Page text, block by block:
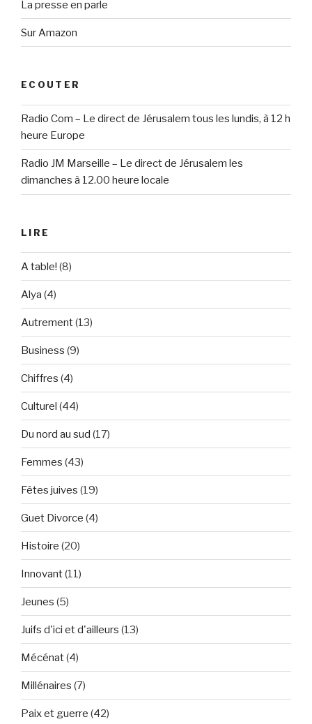
La presse en parle
Sur Amazon
ECOUTER
Radio Com – Le direct de Jérusalem tous les lundis, à 12 h
heure Europe
Radio JM Marseille – Le direct de Jérusalem les
dimanches à 12.00 heure locale
LIRE
A table! (8)
Alya (4)
Autrement(13)
Business (9)
Chiffres (4)
Culturel (44)
Du nord au sud (17)
Femmes (43)
Fêtes juives (19)
Guet Divorce (4)
Histoire (20)
Innovant(11)
Jeunes (5)
Juifs d'ici et d'ailleurs (13)
Mécénat(4)
Millénaires (7)
Paix et guerre (42)